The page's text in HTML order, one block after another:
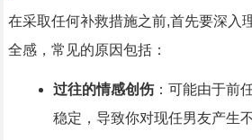
在采取任何补救措施之前,首先要深入
全感，常见的原因包括：
过往的情感创伤：可能由于前
稳定，导致你对现任男友产生不